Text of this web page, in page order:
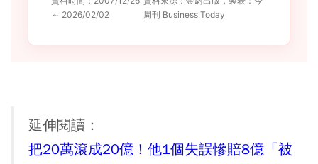
～ 2026/02/02
周刊 Business Today
延伸閱讀：
把20萬滾成20億！他1個失誤慘賠8億「被